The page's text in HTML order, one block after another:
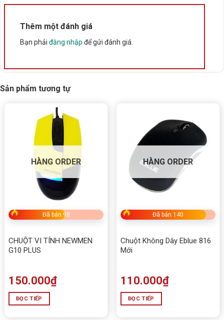
Xuất xứ Trung Quốc
Thêm một đánh giá
Bạn phải đăng nhập để gửi đánh giá.
Sản phẩm tương tự
HÀNG ORDER
Đã bán 98
CHUỘT VI TÍNH NEWMEN
G10 PLUS
150.000₫
ĐỌC TIẾP
HÀNG ORDER
Đã bán 140
Chuột Không Dây Eblue 816
Mới
110.000₫
ĐỌC TIẾP